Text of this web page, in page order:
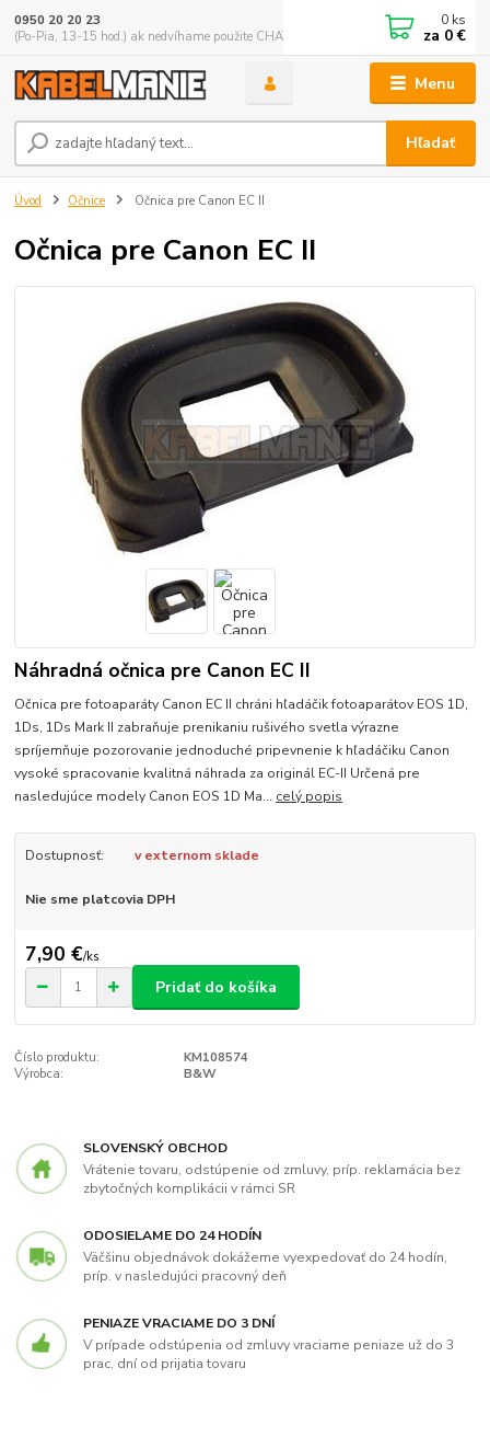
Menu
Hľadať
0950 20 20 23
(Po-Pia, 13-15 hod.) ak nedvíhame použite CHATBOX
0 ks
za 0 €
Úvod Očnice Očnica pre Canon EC II
Očnica pre Canon EC II
Náhradná očnica pre Canon EC II
Očnica pre fotoaparáty Canon EC II chráni hľadáčik fotoaparátov EOS 1D,
1Ds, 1Ds Mark II zabraňuje prenikaniu rušivého svetla výrazne
spríjemňuje pozorovanie jednoduché pripevnenie k hľadáčiku Canon
vysoké spracovanie kvalitná náhrada za originál EC-II Určená pre
nasledujúce modely Canon EOS 1D Ma... celý popis
Dostupnosť: v externom sklade
Nie sme platcovia DPH
7,90 €/ks
Pridať do košíka
Číslo produktu:
KM108574
Výrobca:
B&W
SLOVENSKÝ OBCHOD
Vrátenie tovaru, odstúpenie od zmluvy, príp. reklamácia bez
zbytočných komplikácii v rámci SR
ODOSIELAME DO 24 HODÍN
Väčšinu objednávok dokážeme vyexpedovať do 24 hodín,
príp. v nasledujúci pracovný deň
PENIAZE VRACIAME DO 3 DNÍ
V prípade odstúpenia od zmluvy vraciame peniaze už do 3
prac. dní od prijatia tovaru